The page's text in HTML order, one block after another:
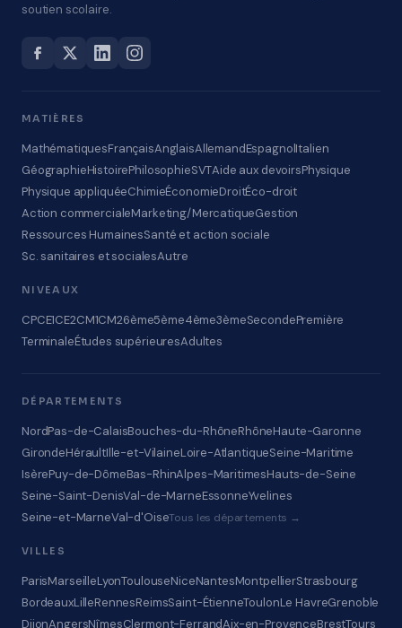
soutien scolaire.
MATIÈRES
MathématiquesFrançaisAnglaisAllemandEspagnolItalien
GéographieHistoirePhilosophieSVTAide aux devoirsPhysique
Physique appliquéeChimieÉconomieDroitÉco-droit
Action commercialeMarketing/MercatiqueGestion
Ressources HumainesSanté et action sociale
Sc. sanitaires et socialesAutre
NIVEAUX
CPCE1CE2CM1CM26ème5ème4ème3èmeSecondePremière
TerminaleÉtudes supérieuresAdultes
DÉPARTEMENTS
NordPas-de-CalaisBouches-du-RhôneRhôneHaute-Garonne
GirondeHéraultIlle-et-VilaineLoire-AtlantiqueSeine-Maritime
IsèrePuy-de-DômeBas-RhinAlpes-MaritimesHauts-de-Seine
Seine-Saint-DenisVal-de-MarneEssonneYvelines
Seine-et-MarneVal-d'OiseTous les départements →
VILLES
ParisMarseilleLyonToulouseNiceNantesMontpellierStrasbourg
BordeauxLilleRennesReimsSaint-ÉtienneToulonLe HavreGrenoble
DijonAngersNîmesClermont-FerrandAix-en-ProvenceBrestTours